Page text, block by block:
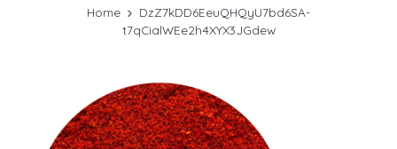
Home
DzZ7kDD6EeuQHQyU7bd6SA-
t7qCialWEe2h4XYX3JGdew